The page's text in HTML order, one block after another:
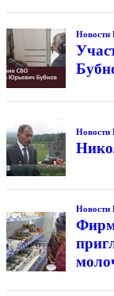
Новости
Новости
Новости